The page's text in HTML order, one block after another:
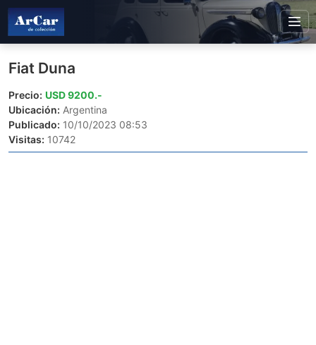
Fiat Duna
Precio: USD 9200.-
Ubicación: Argentina
Publicado: 10/10/2023 08:53
Visitas: 10742